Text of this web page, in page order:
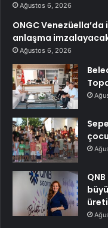
Ağustos 6, 2026
ONGC
anlaşma
Ağustos 6, 2026